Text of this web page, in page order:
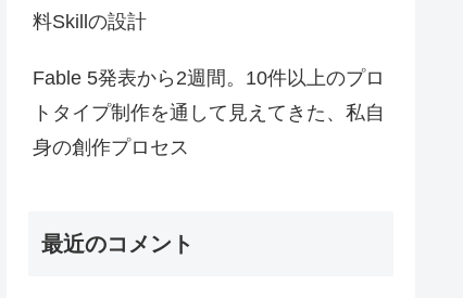
料Skillの設計
Fable 5発表から2週間。10件以上のプロ
トタイプ制作を通して見えてきた、私自
身の創作プロセス
最近のコメント